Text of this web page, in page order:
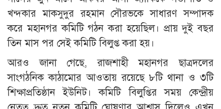
খন্দকার মাকসুদুর রহমান সৌরভকে সাধারণ সম্পাদক
করে মহানগর কমিটি গঠন করা হয়েছিল। প্রায় দুই বছর
তিন মাস পর সেই কমিটি বিলুপ্ত করা হয়।
আরও জানা গেছে, রাজশাহী মহানগর ছাত্রদলের
সাংগঠনিক কাঠামোর আওতায় রয়েছে ৮টি থানা ও ৩টি
শিক্ষাপ্রতিষ্ঠান ইউনিট। কমিটি বিলুপ্তির সময় কেন্দ্রীয়